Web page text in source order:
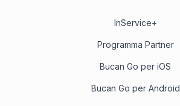
InService+
Programma Partner
Bucan Go per iOS
Bucan Go per Android